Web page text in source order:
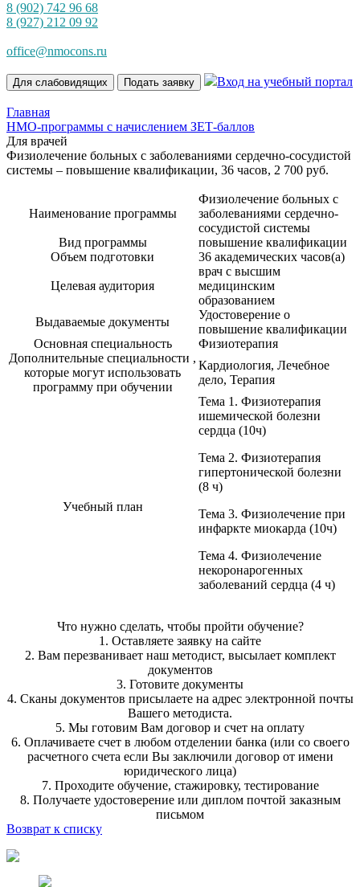
8 (902) 742 96 68
8 (927) 212 09 92
office@nmocons.ru
Для слабовидящих Подать заявку Вход на учебный портал
Главная
НМО-программы с начислением ЗЕТ-баллов
Для врачей
Физиолечение больных с заболеваниями сердечно-сосудистой
системы – повышение квалификации, 36 часов, 2 700 руб.
Наименование программы
Физиолечение больных с
заболеваниями сердечно-
сосудистой системы
Вид программы
повышение квалификации
Объем подготовки
36 академических часов(а)
Целевая аудитория
врач с высшим
медицинским
образованием
Выдаваемые документы
Удостоверение о
повышение квалификации
Основная специальность
Физиотерапия
Дополнительные специальности ,
которые могут использовать
программу при обучении
Кардиология, Лечебное
дело, Терапия
Учебный план
Тема 1. Физиотерапия
ишемической болезни
сердца (10ч)
Тема 2. Физиотерапия
гипертонической болезни
(8 ч)
Тема 3. Физиолечение при
инфаркте миокарда (10ч)
Тема 4. Физиолечение
некоронарогенных
заболеваний сердца (4 ч)
Что нужно сделать, чтобы пройти обучение?
1. Оставляете заявку на сайте
2. Вам перезванивает наш методист, высылает комплект
документов
3. Готовите документы
4. Сканы документов присылаете на адрес электронной почты
Вашего методиста.
5. Мы готовим Вам договор и счет на оплату
6. Оплачиваете счет в любом отделении банка (или со своего
расчетного счета если Вы заключили договор от имени
юридического лица)
7. Проходите обучение, стажировку, тестирование
8. Получаете удостоверение или диплом почтой заказным
письмом
Возврат к списку